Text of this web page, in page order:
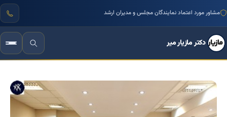
مشاور مورد اعتماد نمایندگان مجلس و مدیران ارشد
دکتر مازیار میر